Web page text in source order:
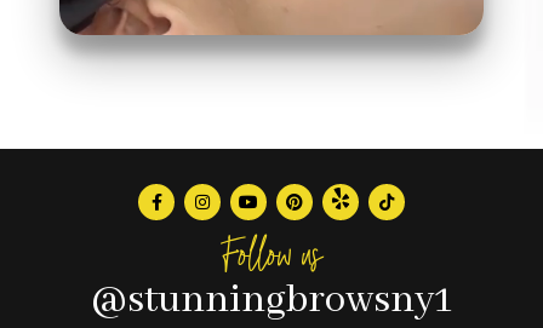
Follow us
@stunningbrowsny1